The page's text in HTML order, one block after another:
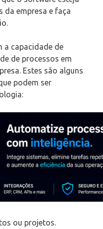
da empresa e faça
a capacidade de
de processos em
Estes são alguns
podem ser
ou projetos.